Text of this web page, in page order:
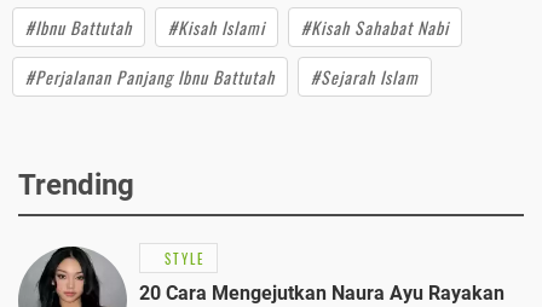
#Ibnu Battutah #Kisah Islami
#Kisah Sahabat Nabi
#Perjalanan Panjang Ibnu Battutah
#Sejarah Islam
Trending
STYLE
20 Cara Mengejutkan Naura Ayu Rayakan